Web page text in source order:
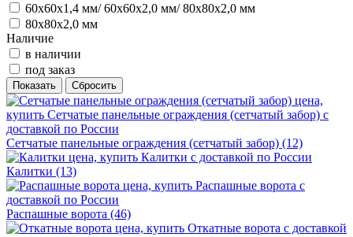
60х60х1,4 мм/ 60х60х2,0 мм/ 80х80х2,0 мм
80х80х2,0 мм
Наличие
в наличии
под заказ
Сетчатые панельные ограждения (сетчатый забор) (12)
Калитки (13)
Распашные ворота (46)